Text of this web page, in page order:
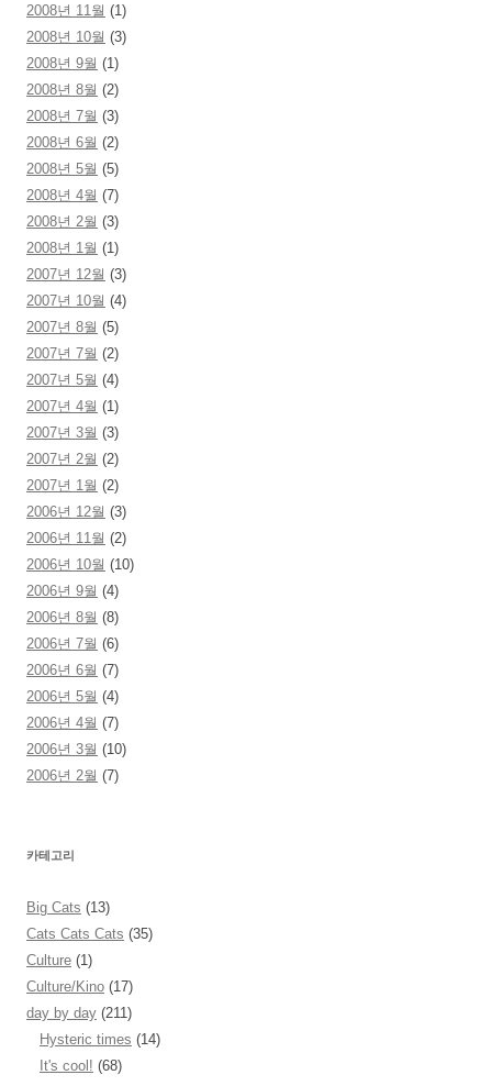
2008년 11월 (1)
2008년 10월 (3)
2008년 9월 (1)
2008년 8월 (2)
2008년 7월 (3)
2008년 6월 (2)
2008년 5월 (5)
2008년 4월 (7)
2008년 2월 (3)
2008년 1월 (1)
2007년 12월 (3)
2007년 10월 (4)
2007년 8월 (5)
2007년 7월 (2)
2007년 5월 (4)
2007년 4월 (1)
2007년 3월 (3)
2007년 2월 (2)
2007년 1월 (2)
2006년 12월 (3)
2006년 11월 (2)
2006년 10월 (10)
2006년 9월 (4)
2006년 8월 (8)
2006년 7월 (6)
2006년 6월 (7)
2006년 5월 (4)
2006년 4월 (7)
2006년 3월 (10)
2006년 2월 (7)
카테고리
Big Cats (13)
Cats Cats Cats (35)
Culture (1)
Culture/Kino (17)
day by day (211)
Hysteric times (14)
It's cool! (68)